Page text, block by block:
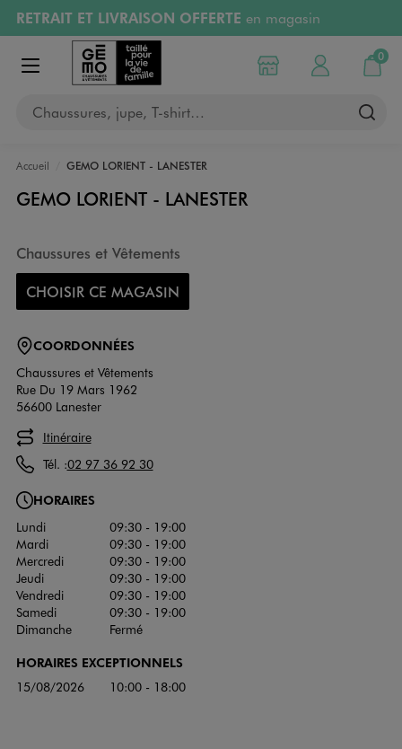
Aller au contenu principal
Aller à la navigation
RETRAIT ET LIVRAISON OFFERTE en magasin
Retours OFFERTSpendant 30 jours
PAYEZ EN 3x SANS FRAIS
RÉSERVATION GRATUITE
Afficher le menu
Chaussures, jupe, T-shirt…
Choisir mon magasin
Mon compte
0
Mon
Accueil GEMO LORIENT - LANESTER
GEMO LORIENT - LANESTER
Chaussures et Vêtements
CHOISIR CE MAGASIN
COORDONNÉES
Chaussures et Vêtements
Rue Du 19 Mars 1962
56600 Lanester
Itinéraire
Tél. :02 97 36 92 30
HORAIRES
Lundi
09:30 - 19:00
Mardi
09:30 - 19:00
Mercredi
09:30 - 19:00
Jeudi
09:30 - 19:00
Vendredi
09:30 - 19:00
Samedi
09:30 - 19:00
Dimanche
Fermé
HORAIRES EXCEPTIONNELS
15/08/2026 10:00 - 18:00